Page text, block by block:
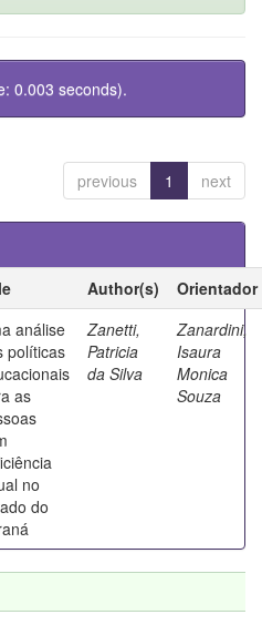
0.003 seconds).
previous 1 next
Author(s)
Orientador
análise
políticas
as
no
do
Zanetti,
Patricia
da Silva
Zanardini,
Isaura
Monica
Souza